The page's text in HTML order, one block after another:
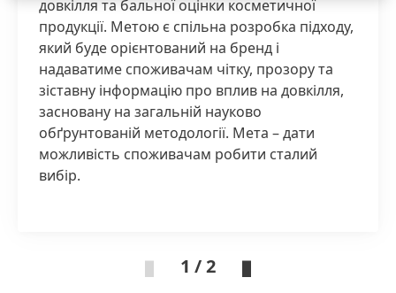
довкілля та бальної оцінки косметичної
продукції. Метою є спільна розробка підходу,
який буде орієнтований на бренд і
надаватиме споживачам чітку, прозору та
зіставну інформацію про вплив на довкілля,
засновану на загальній науково
обґрунтованій методології. Мета – дати
можливість споживачам робити сталий
вибір.
1 / 2